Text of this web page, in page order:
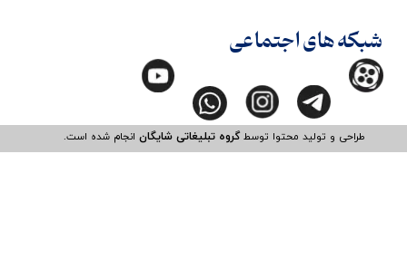
طراحی و تولید محتوا توسطگروه تبلیغاتی شایگانانجام شده است.​​​​​​​
شبکه های اجتماعی